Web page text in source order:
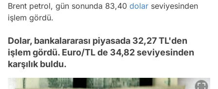
Brent petrol, gün sonunda 83,40 dolar seviyesinden
işlem gördü.
Dolar, bankalararası piyasada 32,27 TL'den
işlem gördü. Euro/TL de 34,82 seviyesinden
karşılık buldu.